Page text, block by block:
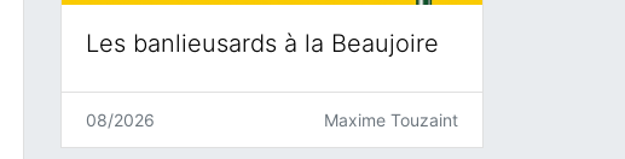
Les banlieusards à la Beaujoire
08/2026 Maxime Touzaint